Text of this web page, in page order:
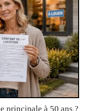
principale à 50 ans ?